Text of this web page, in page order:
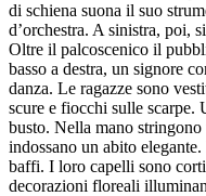
di schiena suona il suo
d’orchestra. A sinistra, poi,
Oltre il palcoscenico il
basso a destra, un signore
danza. Le ragazze sono
scure e fiocchi sulle
busto. Nella mano
indossano un abito
baffi. I loro capelli sono
decorazioni floreali